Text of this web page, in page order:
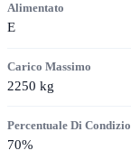
Alimentato
E
Carico Massimo
2250 kg
Percentuale Di
70%